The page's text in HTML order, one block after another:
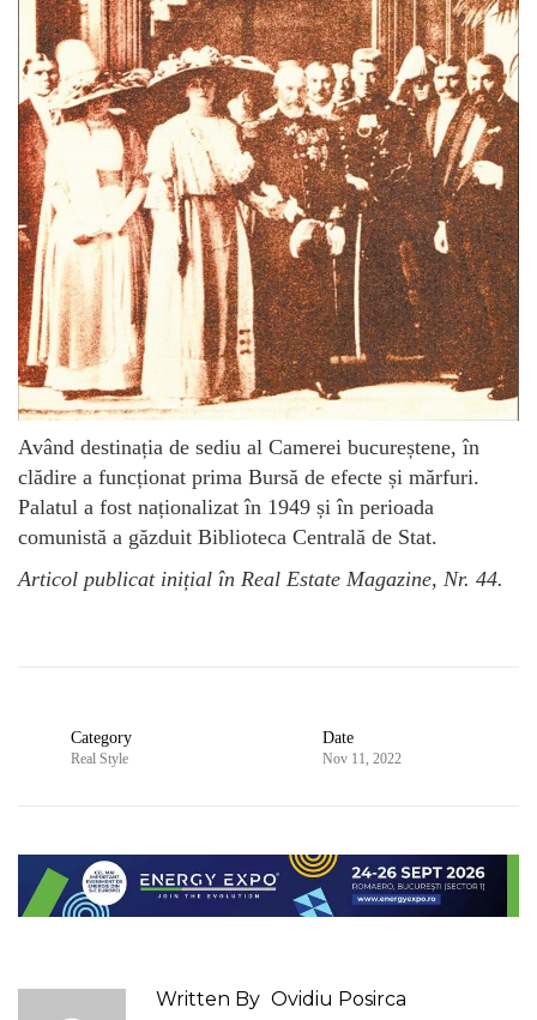
Având destinația de sediu al Camerei bucureștene, în
clădire a funcționat prima Bursă de efecte și mărfuri.
Palatul a fost naționalizat în 1949 și în perioada
comunistă a găzduit Biblioteca Centrală de Stat.
Articol publicat inițial în Real Estate Magazine, Nr. 44.
Category
Real Style
Date
Nov 11, 2022
Written By Ovidiu Posirca